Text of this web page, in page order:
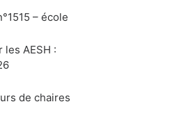
– école
AESH :
de chaires